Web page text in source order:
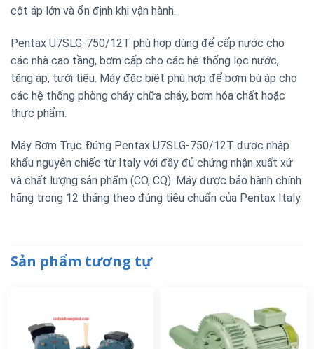
cột áp lớn và ổn định khi vận hành.
Pentax U7SLG-750/12T phù hợp dùng để cấp nước cho
các nhà cao tầng, bơm cấp cho các hệ thống lọc nước,
tăng áp, tưới tiêu. Máy đặc biệt phù hợp để bơm bù áp cho
các hệ thống phòng cháy chữa cháy, bơm hóa chất hoặc
thực phẩm.
Máy Bơm Trục Đứng Pentax U7SLG-750/12T được nhập
khẩu nguyên chiếc từ Italy với đầy đủ chứng nhận xuất xứ
và chất lượng sản phẩm (CO, CQ). Máy được bảo hành chính
hãng trong 12 tháng theo đúng tiêu chuẩn của Pentax Italy.
Sản phẩm tương tự